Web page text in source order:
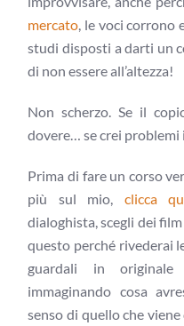
mercato , le voci
studi disposti a darti un
di non essere all’altezza!
Non scherzo. Se il
dovere… se crei problemi
Prima di fare un corso
più sul mio, clicca
dialoghista, scegli dei film
questo perché rivederai
guardali in
immaginando cosa
senso di quello che